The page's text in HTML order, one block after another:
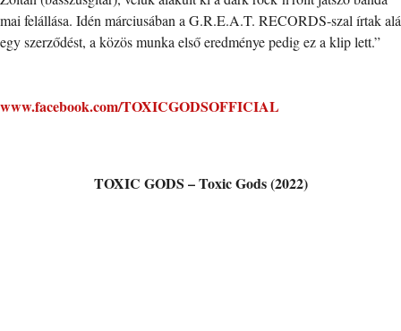
mai felállása. Idén márciusában a G.R.E.A.T. RECORDS-szal írtak alá
egy szerződést, a közös munka első eredménye pedig ez a klip lett.”
www.facebook.com/TOXICGODSOFFICIAL
TOXIC GODS – Toxic Gods (2022)